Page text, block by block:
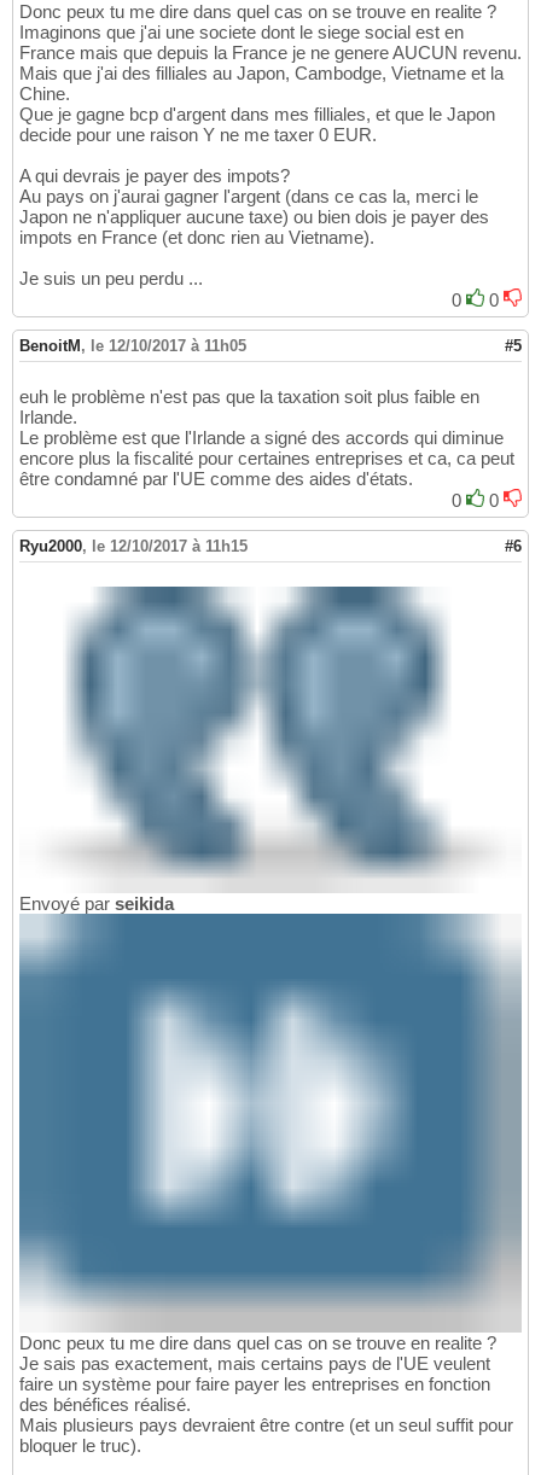
Donc peux tu me dire dans quel cas on se trouve en realite ?
Imaginons que j'ai une societe dont le siege social est en
France mais que depuis la France je ne genere AUCUN revenu.
Mais que j'ai des filliales au Japon, Cambodge, Vietname et la
Chine.
Que je gagne bcp d'argent dans mes filliales, et que le Japon
decide pour une raison Y ne me taxer 0 EUR.
A qui devrais je payer des impots?
Au pays on j'aurai gagner l'argent (dans ce cas la, merci le
Japon ne n'appliquer aucune taxe) ou bien dois je payer des
impots en France (et donc rien au Vietname).
Je suis un peu perdu ...
0
0
BenoitM , le 12/10/2017 à 11h05 #5
euh le problème n'est pas que la taxation soit plus faible en
Irlande.
Le problème est que l'Irlande a signé des accords qui diminue
encore plus la fiscalité pour certaines entreprises et ca, ca peut
être condamné par l'UE comme des aides d'états.
0
0
Ryu2000, le 12/10/2017 à 11h15 #6
Envoyé par seikida
Donc peux tu me dire dans quel cas on se trouve en realite ?
Je sais pas exactement, mais certains pays de l'UE veulent
faire un système pour faire payer les entreprises en fonction
des bénéfices réalisé.
Mais plusieurs pays devraient être contre (et un seul suffit pour
bloquer le truc).